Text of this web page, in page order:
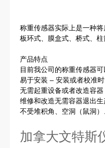
称重传感器实际上是一种
板环式、膜盒式、桥式、柱
产品特点
目前我公司的称重传感器
易于安装 – 安装或者校准
无需起重设备或者改造容
维修和改造无需容器退出生
不受堆积角、空洞（鼠洞
加拿大文特斯